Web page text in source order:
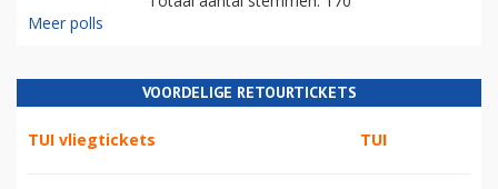
Meer polls
VOORDELIGE RETOURTICKETS
TUI vliegtickets TUI